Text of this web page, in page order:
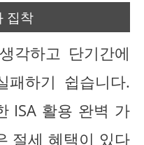
집착
각하고 단기간에
하기 쉽습니다.
ISA 활용 완벽 가
절세 혜택이 있다